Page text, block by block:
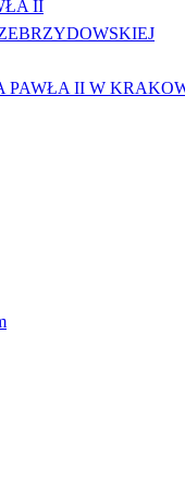
II
PAWŁA II W